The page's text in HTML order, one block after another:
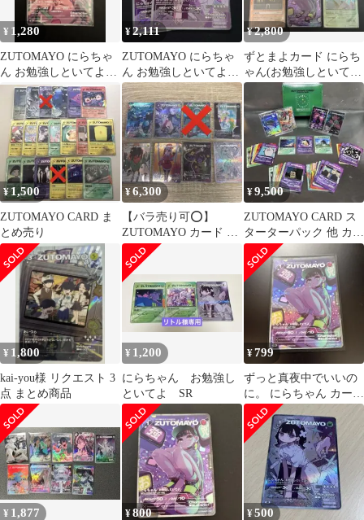
¥ 1,280
ZUTOMAYO にらちゃ
ん お勉強しといてよ
SR カード
¥2,111
ZUTOMAYO にらちゃ
ん お勉強しといてよ
SR カード
¥2,800
ずとまよカード にらち
ゃん(お勉強しといて
よ)SR×2+おまけ付き
¥1,500
ZUTOMAYO CARD ま
とめ売り
¥6,300
【バラ売り可⭕️】
ZUTOMAYO カード 第
4弾 SR 8枚セット
¥9,500
ZUTOMAYO CARD ス
ターターパック 他 カー
ドセット
¥ 1,800
kai-you様 リクエスト 3
点 まとめ商品
¥ 1,200
にらちゃん お勉強し
といてよ SR
¥799
ずっと真夜中でいいの
に。 にらちゃん カード
SR
¥ 1,877 ¥800 ¥500